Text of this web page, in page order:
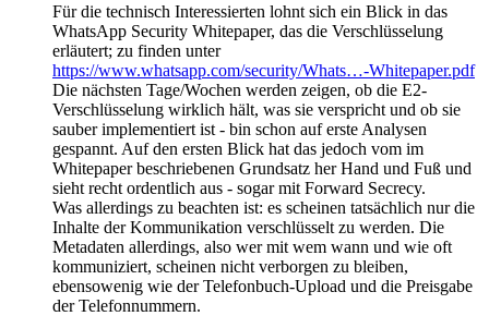
Für die technisch Interessierten lohnt sich ein Blick in das
WhatsApp Security Whitepaper, das die Verschlüsselung
erläutert; zu finden unter
https://www.whatsapp.com/security/Whats…-Whitepaper.pdf
Die nächsten Tage/Wochen werden zeigen, ob die E2-
Verschlüsselung wirklich hält, was sie verspricht und ob sie
sauber implementiert ist - bin schon auf erste Analysen
gespannt. Auf den ersten Blick hat das jedoch vom im
Whitepaper beschriebenen Grundsatz her Hand und Fuß und
sieht recht ordentlich aus - sogar mit Forward Secrecy.
Was allerdings zu beachten ist: es scheinen tatsächlich nur die
Inhalte der Kommunikation verschlüsselt zu werden. Die
Metadaten allerdings, also wer mit wem wann und wie oft
kommuniziert, scheinen nicht verborgen zu bleiben,
ebensowenig wie der Telefonbuch-Upload und die Preisgabe
der Telefonnummern.